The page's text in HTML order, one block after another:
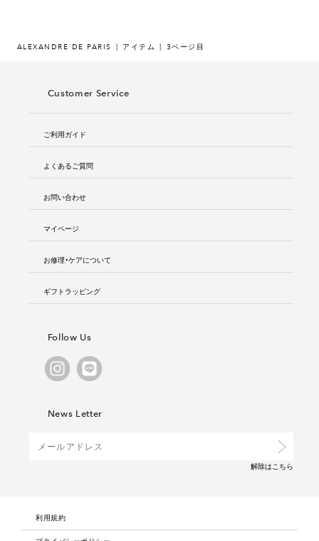
ALEXANDRE DE PARIS アイテム 3ページ目
Customer Service
ご利用ガイド
よくあるご質問
お問い合わせ
マイページ
お修理・ケアについて
ギフトラッピング
Follow Us
News Letter
解除は こちら
利用規約